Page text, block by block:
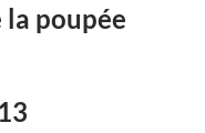
la poupée